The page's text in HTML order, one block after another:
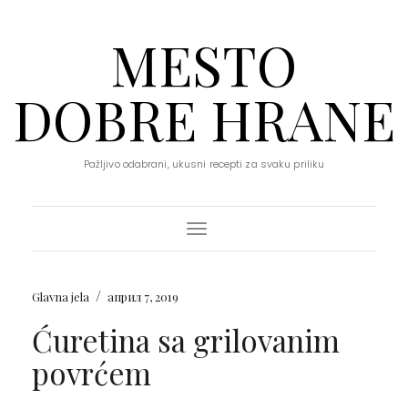
MESTO
DOBRE HRANE
Pažljivo odabrani, ukusni recepti za svaku priliku
Toggle Navigation
Glavna jela / април 7, 2019
Ćuretina sa grilovanim
povrćem